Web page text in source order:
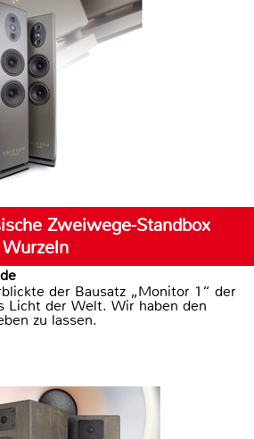
Zweiwege-Standbox
der Bausatz „Monitor 1“ der
Licht der Welt. Wir haben den
zu lassen.